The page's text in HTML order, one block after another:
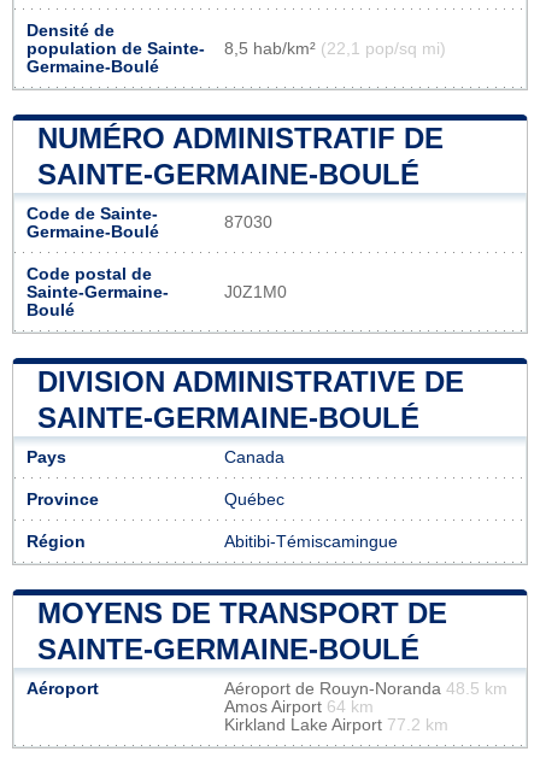
Densité de
population de Sainte-
Germaine-Boulé
8,5 hab/km² (22,1 pop/sq mi)
NUMÉRO ADMINISTRATIF DE
SAINTE-GERMAINE-BOULÉ
Code de Sainte-
Germaine-Boulé
87030
Code postal de
Sainte-Germaine-
Boulé
J0Z1M0
DIVISION ADMINISTRATIVE DE
SAINTE-GERMAINE-BOULÉ
Pays Canada
Province Québec
Région Abitibi-Témiscamingue
MOYENS DE TRANSPORT DE
SAINTE-GERMAINE-BOULÉ
Aéroport Aéroport de Rouyn-Noranda 48.5 km
Amos Airport 64 km
Kirkland Lake Airport 77.2 km